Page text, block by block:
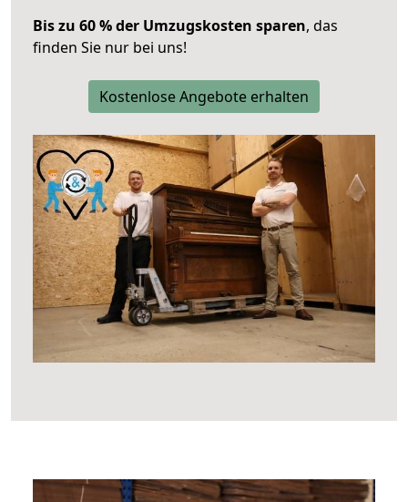
Bis zu 60 % der Umzugskosten sparen, das
finden Sie nur bei uns!
Kostenlose Angebote erhalten